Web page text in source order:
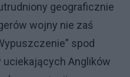
geograficznie
wojny nie zaś
spod
uciekających Anglików